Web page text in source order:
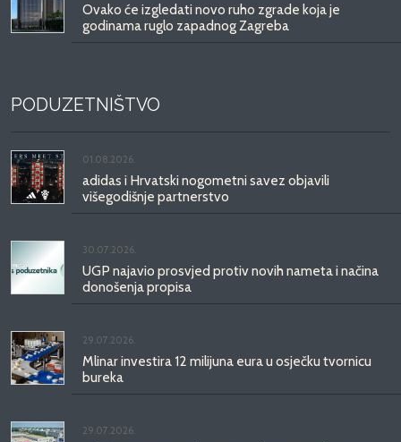
Ovako će izgledati novo ruho zgrade koja je
godinama ruglo zapadnog Zagreba
PODUZETNIŠTVO
01.08.2026.
adidas i Hrvatski nogometni savez objavili
višegodišnje partnerstvo
30.07.2026.
UGP najavio prosvjed protiv novih nameta i načina
donošenja propisa
29.07.2026.
Mlinar investira 12 milijuna eura u osječku tvornicu
bureka
29.07.2026.